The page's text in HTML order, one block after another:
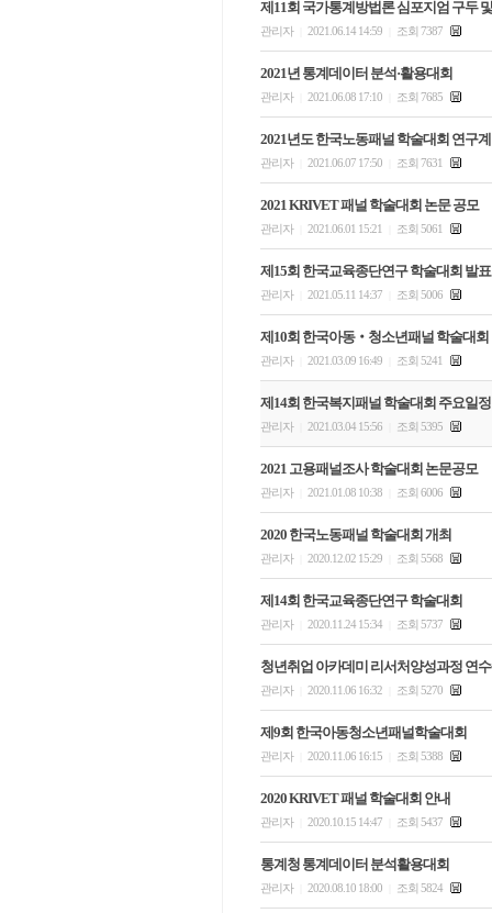
제11회 국가통계방법론 심포지엄 구두
관리자 2021.06.14 14:59 조회 7387
2021년 통계데이터 분석·활용대회
관리자 2021.06.08 17:10 조회 7685
2021년도 한국노동패널 학술대회 연구
관리자 2021.06.07 17:50 조회 7631
2021 KRIVET 패널 학술대회 논문 공모
관리자 2021.06.01 15:21 조회 5061
제15회 한국교육종단연구 학술대회 발
관리자 2021.05.11 14:37 조회 5006
제10회 한국아동‧청소년패널 학술대회
관리자 2021.03.09 16:49 조회 5241
제14회 한국복지패널 학술대회 주요일
관리자 2021.03.04 15:56 조회 5395
2021 고용패널조사 학술대회 논문공모
관리자 2021.01.08 10:38 조회 6006
2020 한국노동패널 학술대회 개최
관리자 2020.12.02 15:29 조회 5568
제14회 한국교육종단연구 학술대회
관리자 2020.11.24 15:34 조회 5737
청년취업 아카데미 리서처양성과정 연
관리자 2020.11.06 16:32 조회 5270
제9회 한국아동청소년패널학술대회
관리자 2020.11.06 16:15 조회 5388
2020 KRIVET 패널 학술대회 안내
관리자 2020.10.15 14:47 조회 5437
통계청 통계데이터 분석활용대회
관리자 2020.08.10 18:00 조회 5824